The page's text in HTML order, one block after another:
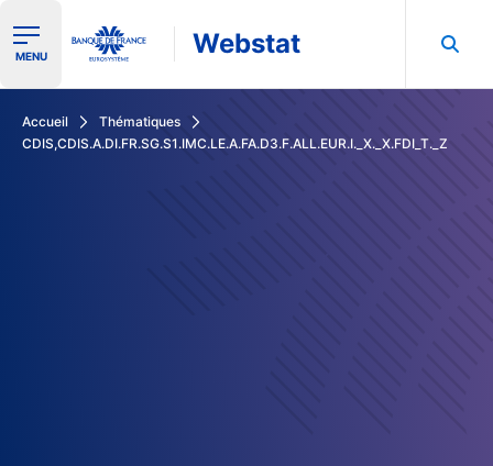
Ouvrir le menu de navigation
MENU Webstat
Accueil
Thématiques
CDIS,CDIS.A.DI.FR.SG.S1.IMC.LE.A.FA.D3.F.ALL.EUR.I._X._X.FDI_T._Z